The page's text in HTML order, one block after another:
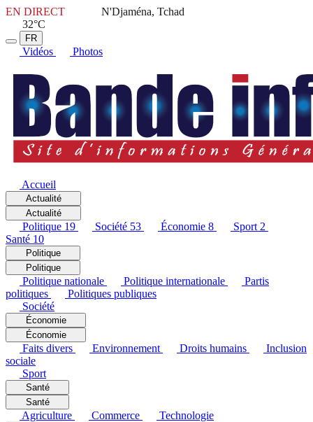
EN DIRECT
N'Djaména, Tchad
32°C
FR
Vidéos Photos
Accueil
Actualité
Actualité
Politique 19 Société 53 Économie 8 Sport 2
Santé 10
Politique
Politique
Politique nationale Politique internationale
Partis
politiques
Politiques publiques
Société
Économie
Économie
Faits divers Environnement Droits humains
Inclusion
sociale
Sport
Santé
Santé
Agriculture Commerce Technologie